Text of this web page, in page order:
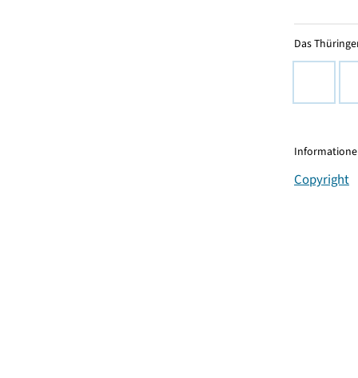
Das
Copyright